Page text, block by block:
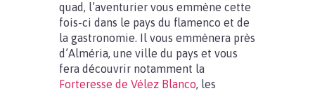
quad, l’aventurier vous emmène cette
fois-ci dans le pays du flamenco et de
la gastronomie. Il vous emmènera près
d’Alméria, une ville du pays et vous
fera découvrir notamment la
Forteresse de Vélez Blanco, les